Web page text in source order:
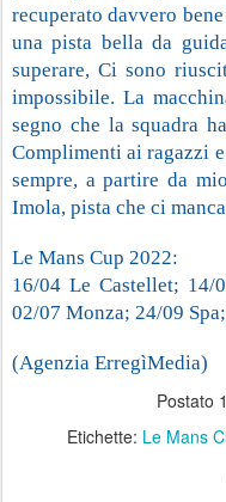
recuperato davvero
una pista bella da
superare, Ci sono
impossibile. La
segno che la squadra
Complimenti ai ragazzi
sempre, a partire da
Imola, pista che ci
Le Mans Cup 2022:
16/04 Le Castellet; 14/
02/07 Monza; 24/09
(Agenzia ErregìMedia)
Postato
Etichette: Le Mans